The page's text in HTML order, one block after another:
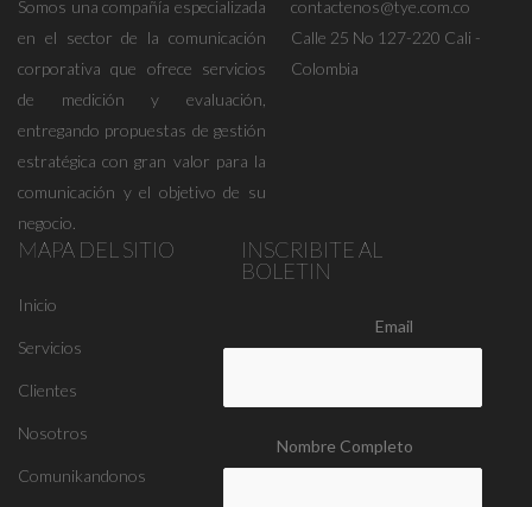
Somos una compañía especializada
en el sector de la comunicación
corporativa que ofrece servicios
de medición y evaluación,
entregando propuestas de gestión
estratégica con gran valor para la
comunicación y el objetivo de su
negocio.
contactenos@tye.com.co
Calle 25 No 127-220 Cali -
Colombia
MAPA DEL SITIO
Inicio
Servicios
Clientes
Nosotros
Comunikandonos
INSCRIBITE AL
BOLETIN
Email
Nombre Completo